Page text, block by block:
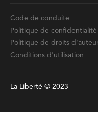
Code de conduite
Politique de confidentialité
Politique de droits
Conditions d'utilisation
La Liberté © 2023